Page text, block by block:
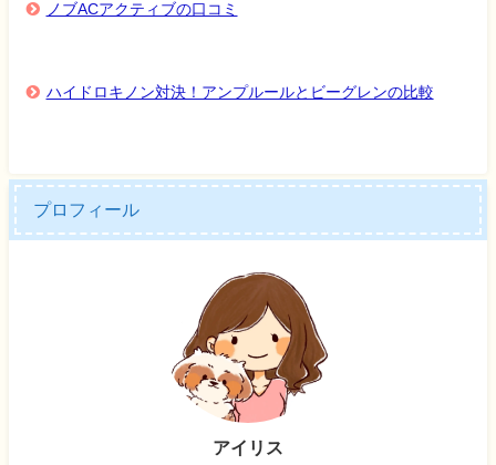
ノブACアクティブの口コミ
ハイドロキノン対決！アンプルールとビーグレンの比較
プロフィール
アイリス